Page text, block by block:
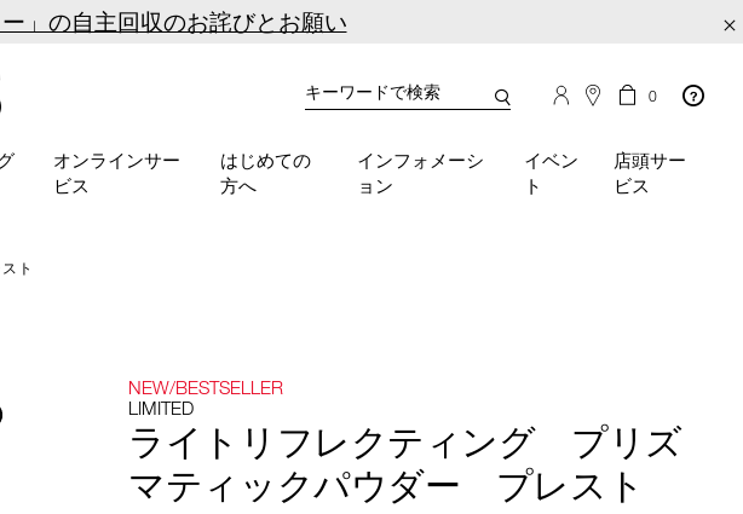
×
」の自主回収のお詫びとお願い
オンラインサー
ビス
はじめての
方へ
インフォメーシ
ョン
イベン
ト
店頭サー
ビス
カ
タ
検
use
your
mobile
device)
to
カ
の
商
品
0
ト
NEW/BESTSELLER
LIMITED
ライトリフレクティング プリズ
マティックパウダー プレスト